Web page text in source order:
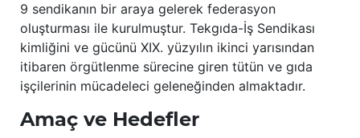
9 sendikanın bir araya gelerek federasyon
oluşturması ile kurulmuştur. Tekgıda-İş Sendikası
kimliğini ve gücünü XIX. yüzyılın ikinci yarısından
itibaren örgütlenme sürecine giren tütün ve gıda
işçilerinin mücadeleci geleneğinden almaktadır.
Amaç ve Hedefler